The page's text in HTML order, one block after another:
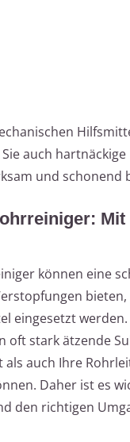
auch hartnäckige
und schonend
können eine
eingesetzt werden.
oft stark ätzende
als auch Ihre
Daher ist es
den richtigen